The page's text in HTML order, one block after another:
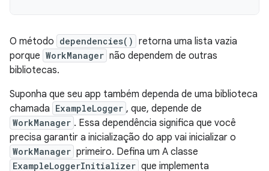
O método dependencies() retorna uma lista vazia
porque WorkManager não dependem de outras
bibliotecas.
Suponha que seu app também dependa de uma biblioteca
chamada ExampleLogger , que, depende de
WorkManager . Essa dependência significa que você
precisa garantir a inicialização do app vai inicializar o
WorkManager primeiro. Defina um A classe
ExampleLoggerInitializer que implementa